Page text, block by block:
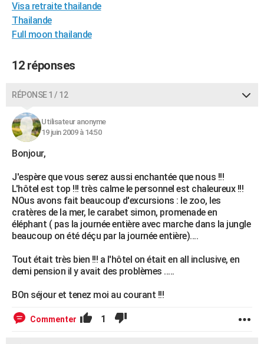
Destinations
City break
Voyage nature
Voyage de noces
Forum
Climat
+PHOTO
GUIDES D'ACHAT
Dictionnaire
Biographies
Citations
Expressions
Proverbes
PROGRAMME TV
COPAINS D'AVANT
S'inscrire
Se connecter
Lycées
Collèges
Primaires
Universités
Entreprises
Service militaire
Avis de recherche
AVIS DE DÉCÈS
FORUM
Bricolage
Lifestyle
Culture
Sport
Auto
Television
Voyage
Cinema
Visa retraite thailande
Thailande
Full moon thailande
12 réponses
RÉPONSE 1 / 12
Utilisateur anonyme
19 juin 2009 à 14:50
Bonjour,
J'espère que vous serez aussi enchantée que nous !!!
L'hôtel est top !!! très calme le personnel est chaleureux !!!
NOus avons fait beaucoup d'excursions : le zoo, les
cratères de la mer, le carabet simon, promenade en
éléphant ( pas la journée entière avec marche dans la jungle
beaucoup on été déçu par la journée entière)....
Tout était très bien !!! a l'hôtel on était en all inclusive, en
demi pension il y avait des problèmes .....
BOn séjour et tenez moi au courant !!!
Commenter 1